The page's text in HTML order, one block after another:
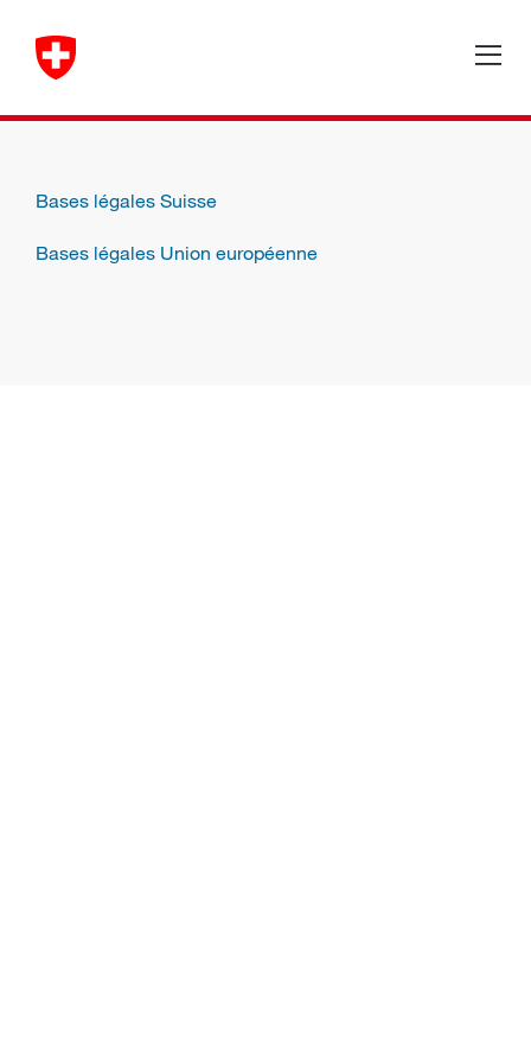
Bases légales Suisse
Bases légales Union européenne